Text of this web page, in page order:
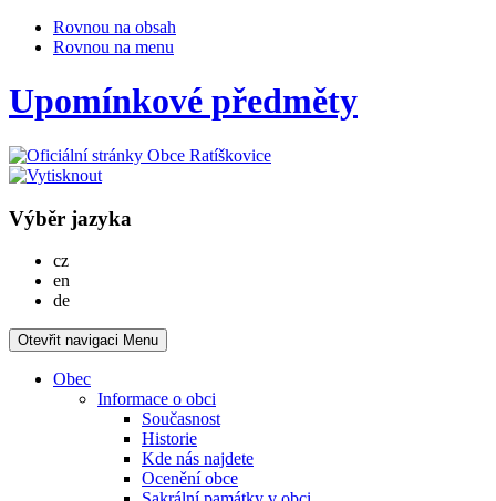
Rovnou na obsah
Rovnou na menu
Upomínkové předměty
Výběr jazyka
czČesky
en
deDeutsch
Otevřit navigaci Menu
Obec
Informace o obci
Současnost
Historie
Kde nás najdete
Ocenění obce